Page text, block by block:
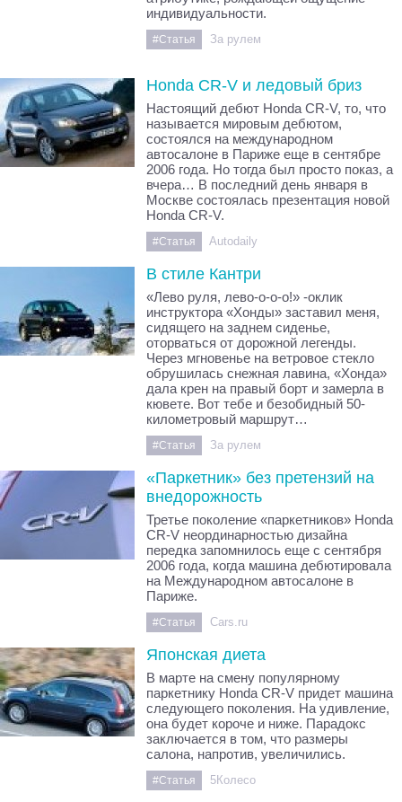
индивидуальности.
#Статья За рулем
Honda CR-V и ледовый бриз
Настоящий дебют Honda CR-V, то, что
называется мировым дебютом,
состоялся на международном
автосалоне в Париже еще в сентябре
2006 года. Но тогда был просто показ, а
вчера… В последний день января в
Москве состоялась презентация новой
Honda CR-V.
#Статья Autodaily
В стиле Кантри
«Лево руля, лево-о-о-о!» -оклик
инструктора «Хонды» заставил меня,
сидящего на заднем сиденье,
оторваться от дорожной легенды.
Через мгновенье на ветровое стекло
обрушилась снежная лавина, «Хонда»
дала крен на правый борт и замерла в
кювете. Вот тебе и безобидный 50-
километровый маршрут…
#Статья За рулем
«Паркетник» без претензий на
внедорожность
Третье поколение «паркетников» Honda
CR-V неординарностью дизайна
передка запомнилось еще с сентября
2006 года, когда машина дебютировала
на Международном автосалоне в
Париже.
#Статья Cars.ru
Японская диета
В марте на смену популярному
паркетнику Honda CR-V придет машина
следующего поколения. На удивление,
она будет короче и ниже. Парадокс
заключается в том, что размеры
салона, напротив, увеличились.
#Статья 5Колесо